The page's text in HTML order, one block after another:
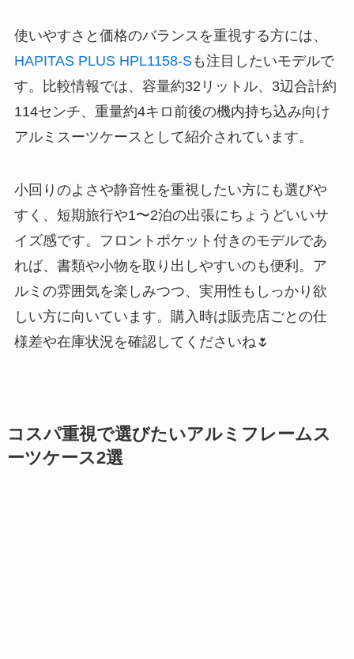
使いやすさと価格のバランスを重視する方には、
HAPITAS PLUS HPL1158-Sも注目したいモデルで
す。比較情報では、容量約32リットル、3辺合計約
114センチ、重量約4キロ前後の機内持ち込み向け
アルミスーツケースとして紹介されています。
小回りのよさや静音性を重視したい方にも選びや
すく、短期旅行や1〜2泊の出張にちょうどいいサ
イズ感です。フロントポケット付きのモデルであ
れば、書類や小物を取り出しやすいのも便利。ア
ルミの雰囲気を楽しみつつ、実用性もしっかり欲
しい方に向いています。購入時は販売店ごとの仕
様差や在庫状況を確認してくださいね🌷
コスパ重視で選びたいアルミフレームス
ーツケース2選